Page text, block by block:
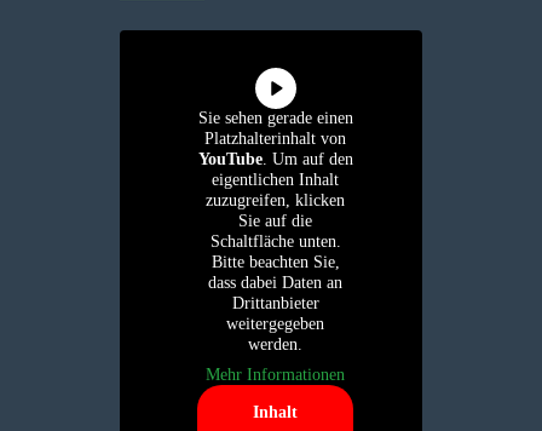
Sie sehen gerade einen
Platzhalterinhalt von
YouTube. Um auf den
eigentlichen Inhalt
zuzugreifen, klicken
Sie auf die
Schaltfläche unten.
Bitte beachten Sie,
dass dabei Daten an
Drittanbieter
weitergegeben
werden.
Mehr Informationen
Inhalt